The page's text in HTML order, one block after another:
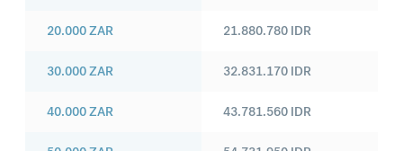
20.000ZAR
30.000ZAR
40.000ZAR
21.880.780 IDR
32.831.170 IDR
43.781.560 IDR